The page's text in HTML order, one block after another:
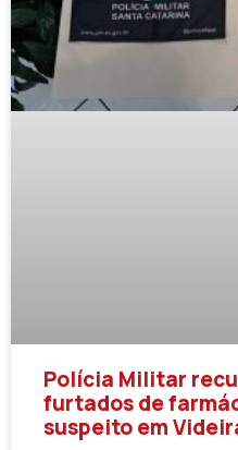
Polícia Militar
furtados de
suspeito em